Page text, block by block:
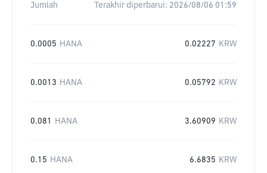
Jumlah Terakhir diperbarui: 2026/08/06 01:59
0.0005 HANA 0.02227 KRW
0.0013 HANA 0.05792 KRW
0.081 HANA 3.60909 KRW
0.15 HANA 6.6835 KRW